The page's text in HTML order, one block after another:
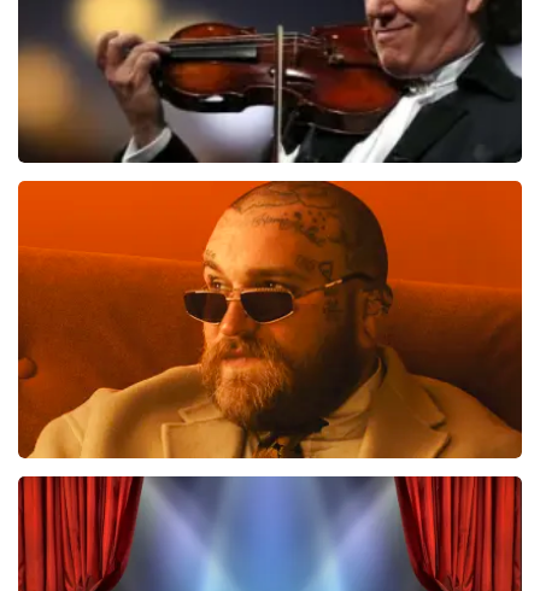
laatste 30 minuten
BESTEL NU
Teddy Swims
543 laatste 30 minuten
BESTEL NU